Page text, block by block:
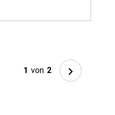
1 von 2
Next